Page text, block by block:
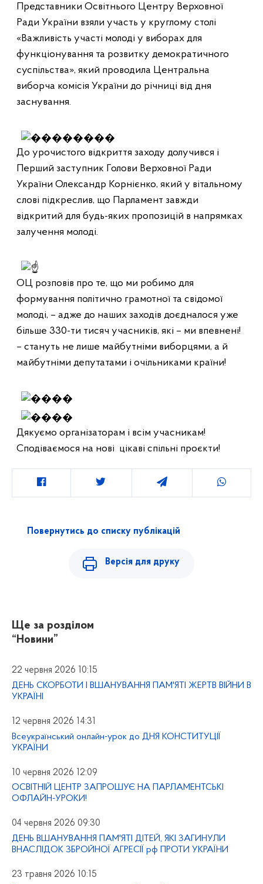
Представники Освітнього Центру Верховної
Ради України взяли участь у круглому столі
«Важливість участі молоді у виборах для
функціонування та розвитку демократичного
суспільства», який проводила Центральна
виборча комісія України до річниці від дня
заснування.
До урочистого відкриття заходу долучився і
Перший заступник Голови Верховної Ради
України Олександр Корнієнко, який у вітальному
слові підкреслив, що Парламент завжди
відкритий для будь-яких пропозицій в напрямках
залучення молоді.
ОЦ розповів про те, що ми робимо для
формування політично грамотної та свідомої
молоді, – адже до наших заходів доєдналося уже
більше 330-ти тисяч учасників, які – ми впевнені!
– стануть не лише майбутніми виборцями, а й
майбутніми депутатами і очільниками країни!
Дякуємо організаторам і всім учасникам!
Сподіваємося на нові  цікаві спільні проєкти!
Повернутись до списку публікацій
Версія для друку
Ще за розділом
“Новини”
22 червня 2026 10:15
ДЕНЬ СКОРБОТИ І ВШАНУВАННЯ ПАМ'ЯТІ ЖЕРТВ ВІЙНИ В
УКРАЇНІ
12 червня 2026 14:31
Всеукраїнський онлайн-урок до ДНЯ КОНСТИТУЦІЇ
УКРАЇНИ
10 червня 2026 12:09
ОСВІТНІЙ ЦЕНТР ЗАПРОШУЄ НА ПАРЛАМЕНТСЬКІ
ОФЛАЙН-УРОКИ!
04 червня 2026 09:30
ДЕНЬ ВШАНУВАННЯ ПАМ'ЯТІ ДІТЕЙ, ЯКІ ЗАГИНУЛИ
ВНАСЛІДОК ЗБРОЙНОЇ АГРЕСІЇ рф ПРОТИ УКРАЇНИ
23 травня 2026 10:15